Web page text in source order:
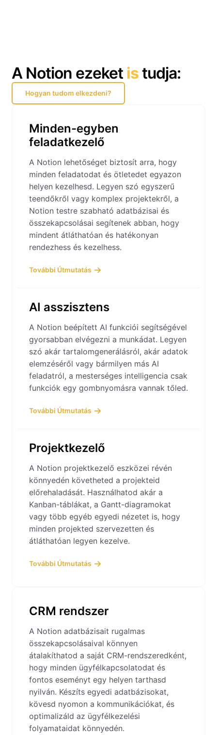
A Notion ezeket istudja:
Hogyan tudom elkezdeni?
Minden-egyben
feladatkezelő
A Notion lehetőséget biztosít arra, hogy
minden feladatodat és ötletedet egyazon
helyen kezelhesd. Legyen szó egyszerű
teendőkről vagy komplex projektekről, a
Notion testre szabható adatbázisai és
összekapcsolásai segítenek abban, hogy
mindent átláthatóan és hatékonyan
rendezhess és kezelhess.
További Útmutatás
AI asszisztens
A Notion beépített AI funkciói segítségével
gyorsabban elvégezni a munkádat. Legyen
szó akár tartalomgenerálásról, akár adatok
elemzéséről vagy bármilyen más AI
feladatról, a mesterséges intelligencia csak
funkciók egy gombnyomásra vannak tőled.
További Útmutatás
Projektkezelő
A Notion projektkezelő eszközei révén
könnyedén követheted a projekteid
előrehaladását. Használhatod akár a
Kanban-táblákat, a Gantt-diagramokat
vagy több egyéb egyedi nézetet is, hogy
minden projekted szervezetten és
átláthatóan legyen kezelve.
További Útmutatás
CRM rendszer
A Notion adatbázisait rugalmas
összekapcsolásaival könnyen
átalakíthatod a saját CRM-rendszeredként,
hogy minden ügyfélkapcsolatodat és
fontos eseményt egy helyen tarthasd
nyilván. Készíts egyedi adatbázisokat,
kövesd nyomon a kommunikációkat, és
optimalizáld az ügyfélkezelési
folyamataidat könnyedén.